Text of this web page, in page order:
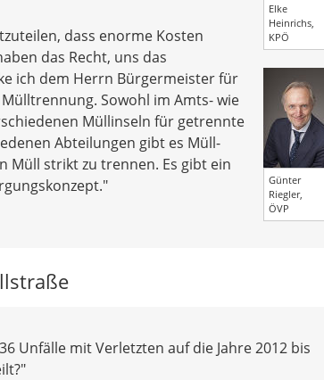
Elke
Heinrichs,
KPÖ
Günter
Riegler,
ÖVP
dass enorme Kosten
das Recht, uns das
ich dem Herrn Bürgermeister für
Sowohl im Amts- wie
Müllinseln für getrennte
Abteilungen gibt es Müll-
Müll strikt zu trennen. Es gibt ein
Unfälle mit Verletzten auf die Jahre 2012 bis